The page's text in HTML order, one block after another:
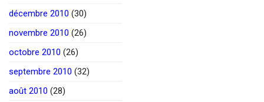
décembre 2010 (30)
novembre 2010 (26)
octobre 2010 (26)
septembre 2010 (32)
août 2010 (28)